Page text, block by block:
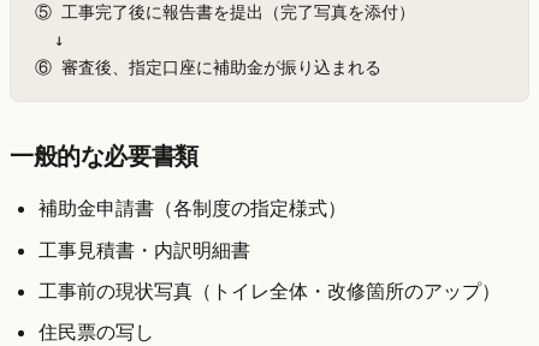
⑤ 工事完了後に報告書を提出（完了写真を添付）
⑥ 審査後、指定口座に補助金が振り込まれる
一般的な必要書類
補助金申請書（各制度の指定様式）
工事見積書・内訳明細書
工事前の現状写真（トイレ全体・改修箇所のアップ）
住民票の写し